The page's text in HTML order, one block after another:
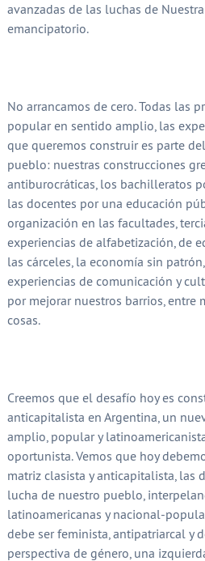
avanzadas de las luchas de
emancipatorio.
No arrancamos de cero. Todas las
popular en sentido amplio, las
que queremos construir es parte
pueblo: nuestras construcciones
antiburocráticas, los bachilleratos
las docentes por una educación
organización en las facultades,
experiencias de alfabetización, de
las cárceles, la economía sin
experiencias de comunicación y
por mejorar nuestros barrios, entre
cosas.
Creemos que el desafío hoy es
anticapitalista en Argentina, un
amplio, popular y
oportunista. Vemos que hoy
matriz clasista y anticapitalista, las
lucha de nuestro pueblo,
latinoamericanas y nacional-
debe ser feminista, antipatriarcal y
perspectiva de género, una